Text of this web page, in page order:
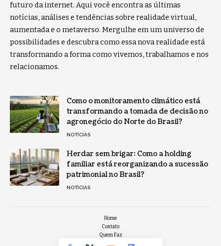
futuro da internet. Aqui você encontra as últimas
notícias, análises e tendências sobre realidade virtual,
aumentada e o metaverso. Mergulhe em um universo de
possibilidades e descubra como essa nova realidade está
transformando a forma como vivemos, trabalhamos e nos
relacionamos.
Como o monitoramento climático está
transformando a tomada de decisão no
agronegócio do Norte do Brasil?
NOTÍCIAS
Herdar sem brigar: Como a holding
familiar está reorganizando a sucessão
patrimonial no Brasil?
NOTÍCIAS
Home
Contato
Quem Faz